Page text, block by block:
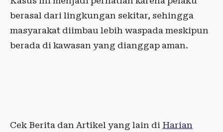
berasal dari lingkungan sekitar, sehingga
masyarakat diimbau lebih waspada meskipun
berada di kawasan yang dianggap aman.
Cek Berita dan Artikel yang lain di Harian